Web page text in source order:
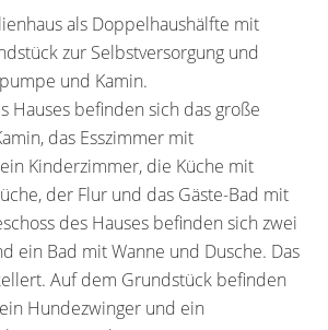
als Doppelhaushälfte mit
zur Selbstversorgung und
und Kamin.
Hauses befinden sich das große
das Esszimmer mit
Kinderzimmer, die Küche mit
der Flur und das Gäste-Bad mit
des Hauses befinden sich zwei
ein Bad mit Wanne und Dusche. Das
Auf dem Grundstück befinden
Hundezwinger und ein